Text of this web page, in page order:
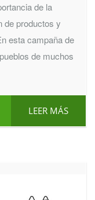
de la
de productos y
esta campaña de
de muchos
LEER MÁS